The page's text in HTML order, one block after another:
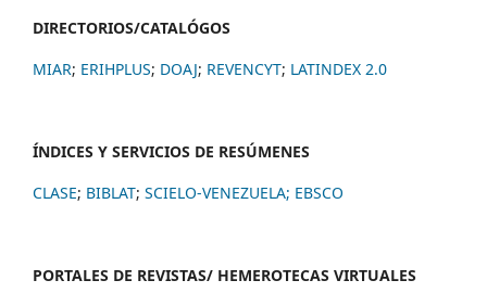
DIRECTORIOS/CATALÓGOS
MIAR; ERIHPLUS; DOAJ; REVENCYT; LATINDEX 2.0
ÍNDICES Y SERVICIOS DE RESÚMENES
CLASE; BIBLAT; SCIELO-VENEZUELA; EBSCO
PORTALES DE REVISTAS/ HEMEROTECAS VIRTUALES